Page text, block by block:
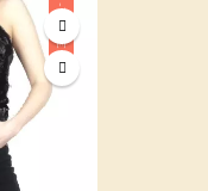
-10,00 €